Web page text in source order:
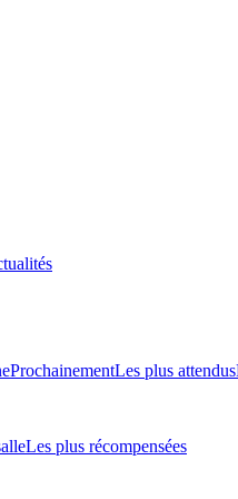
ProchainementLes plus attendus
Les plus récompensées